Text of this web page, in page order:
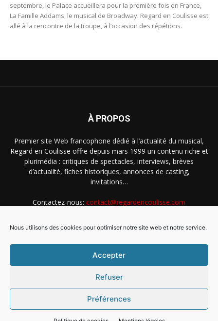
Nous utilisons des cookies pour optimiser notre site web et notre service.
Accepter
Refuser
Préférences
septembre, le Palace accueillera pour la première fois en France,
La Famille Addams, le musical de Broadway. Regard en Coulisse est
allé à la rencontre de la troupe, à l’occasion des répétions.
À PROPOS
Premier site Web francophone dédié à l’actualité du musical,
Regard en Coulisse offre depuis mars 1999 un contenu riche et
plurimédia : critiques de spectacles, interviews, brèves
d’actualité, fiches historiques, annonces de casting,
invitations…
Contactez-nous: contact@regardencoulisse.com
Intégration Ghislain Fayard
Mentions légales